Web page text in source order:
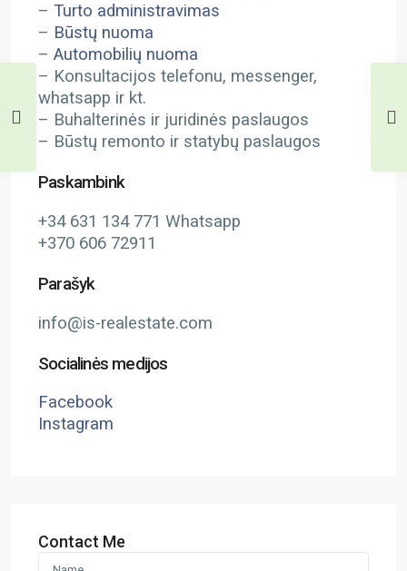
– Turto administravimas
– Būstų nuoma
– Automobilių nuoma
– Konsultacijos telefonu, messenger,
whatsapp ir kt.
– Buhalterinės ir juridinės paslaugos
– Būstų remonto ir statybų paslaugos
Paskambink
+34 631 134 771 Whatsapp
+370 606 72911
Parašyk
info@is-realestate.com
Socialinės medijos
Facebook
Instagram
Contact Me